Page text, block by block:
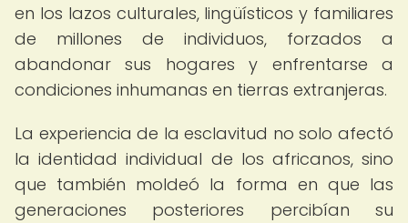
en los lazos culturales, lingüísticos y familiares
de millones de individuos, forzados a
abandonar sus hogares y enfrentarse a
condiciones inhumanas en tierras extranjeras.
La experiencia de la esclavitud no solo afectó
la identidad individual de los africanos, sino
que también moldeó la forma en que las
generaciones posteriores percibían su